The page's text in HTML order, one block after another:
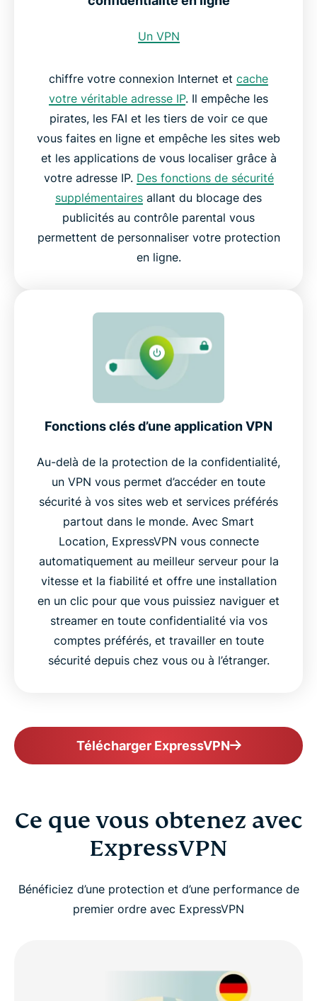
Un VPN
chiffre votre connexion Internet et cache
votre véritable adresse IP. Il empêche les
pirates, les FAI et les tiers de voir ce que
vous faites en ligne et empêche les sites web
et les applications de vous localiser grâce à
votre adresse IP. Des fonctions de sécurité
supplémentaires allant du blocage des
publicités au contrôle parental vous
permettent de personnaliser votre protection
en ligne.
Fonctions clés d’une application VPN
Au-delà de la protection de la confidentialité,
un VPN vous permet d’accéder en toute
sécurité à vos sites web et services préférés
partout dans le monde. Avec Smart
Location, ExpressVPN vous connecte
automatiquement au meilleur serveur pour la
vitesse et la fiabilité et offre une installation
en un clic pour que vous puissiez naviguer et
streamer en toute confidentialité via vos
comptes préférés, et travailler en toute
sécurité depuis chez vous ou à l’étranger.
Télécharger ExpressVPN
Ce que vous obtenez avec
ExpressVPN
Bénéficiez d’une protection et d’une performance de
premier ordre avec ExpressVPN